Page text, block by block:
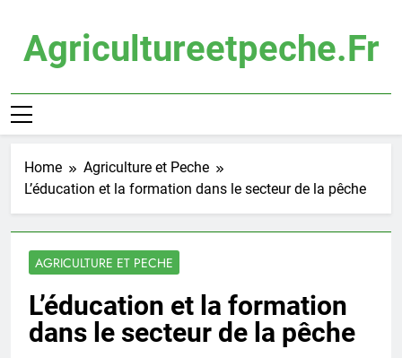
contentAgricultureetpeche.fr
Home
Agriculture et Peche
L’éducation et la formation dans le secteur de la pêche
AGRICULTURE ET PECHE
L’éducation et la formation
dans le secteur de la pêche